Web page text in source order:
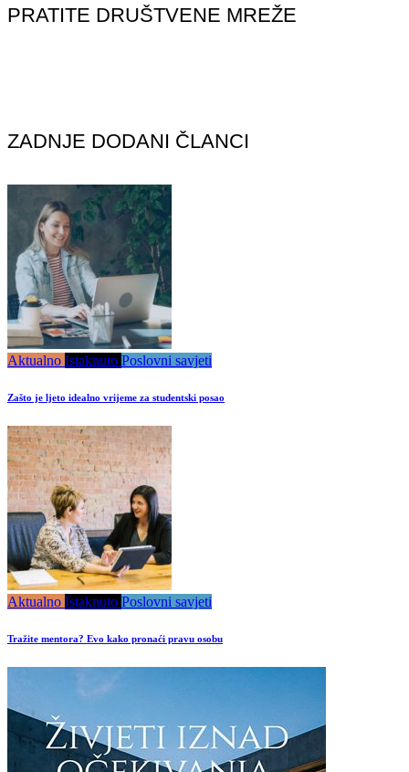
PRATITE DRUŠTVENE MREŽE
ZADNJE DODANI ČLANCI
Aktualno Istaknuto Poslovni savjeti
Zašto je ljeto idealno vrijeme za studentski posao
Aktualno Istaknuto Poslovni savjeti
Tražite mentora? Evo kako pronaći pravu osobu